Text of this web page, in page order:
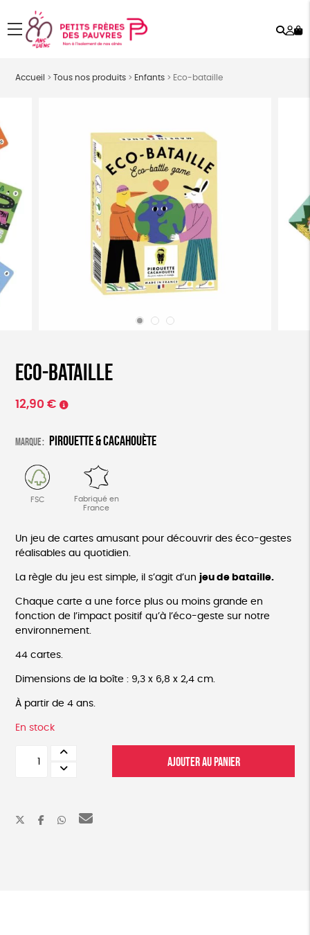
menu
Accueil > Tous nos produits> Enfants> Eco-bataille
Eco-bataille
12,90 €
Marque : Pirouette & Cacahouète
FSC
Fabriqué en
France
Un jeu de cartes amusant pour découvrir des éco-gestes
réalisables au quotidien.
La règle du jeu est simple, il s’agit d’un jeu de bataille.
Chaque carte a une force plus ou moins grande en
fonction de l’impact positif qu’à l’éco-geste sur notre
environnement.
44 cartes.
Dimensions de la boîte : 9,3 x 6,8 x 2,4 cm.
À partir de 4 ans.
En stock
AJOUTER AU PANIER